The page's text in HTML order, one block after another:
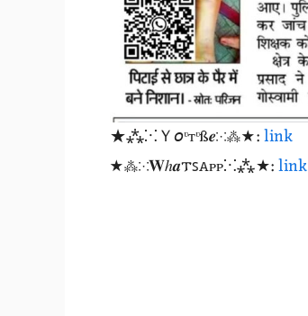
★⁂⁙Ｙ𝘰ᶹтᶹß𝒆⁙⁂★:link
★⁂⁙𝐖ℎ𝒂𐍄ꜱꭺᴩᴩ⁙⁂★:link